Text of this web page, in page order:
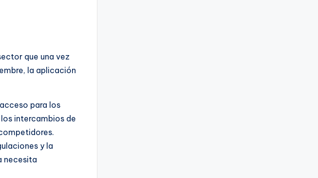
que una vez
la aplicación
para los
intercambios de
y la
necesita